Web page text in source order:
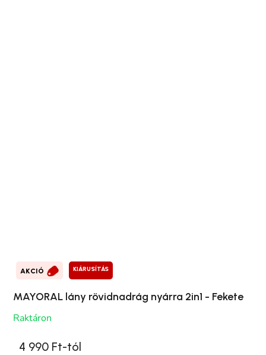
AKCIÓ KIÁRUSÍTÁS
MAYORAL lány rövidnadrág nyárra 2in1 - Fekete
Raktáron
4 990 Ft-tól